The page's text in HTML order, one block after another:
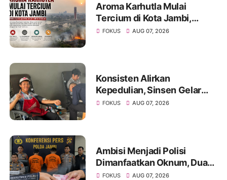
Aroma Karhutla Mulai
Tercium di Kota Jambi,
Warga Diminta Waspada
FOKUS AUG 07, 2026
Konsisten Alirkan
Kepedulian, Sinsen Gelar
Donor Darah ke-23 dalam
FOKUS AUG 07, 2026
Ambisi Menjadi Polisi
Dimanfaatkan Oknum, Dua
Anggota Polda Jambi Diduga
FOKUS AUG 07, 2026